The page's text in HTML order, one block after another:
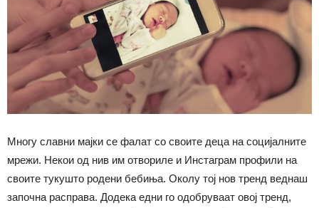
Многу славни мајки се фалат со своите деца на социјалните
мрежи. Некои од нив им отвориле и Инстаграм профили на
своите тукушто родени бебиња. Околу тој нов тренд веднаш
започна расправа. Додека едни го одобруваат овој тренд,